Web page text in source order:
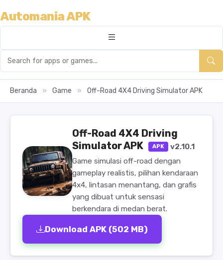
Automania APK
Beranda » Game » Off-Road 4X4 Driving Simulator APK
Off-Road 4X4 Driving
Simulator APK
APK
v2.10.1
Game simulasi off-road dengan
gameplay realistis, pilihan kendaraan
4x4, lintasan menantang, dan grafis
yang dibuat untuk sensasi
berkendara di medan berat.
Download APK (502 MB)